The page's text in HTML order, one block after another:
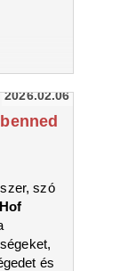
2026.02.06
szó
és